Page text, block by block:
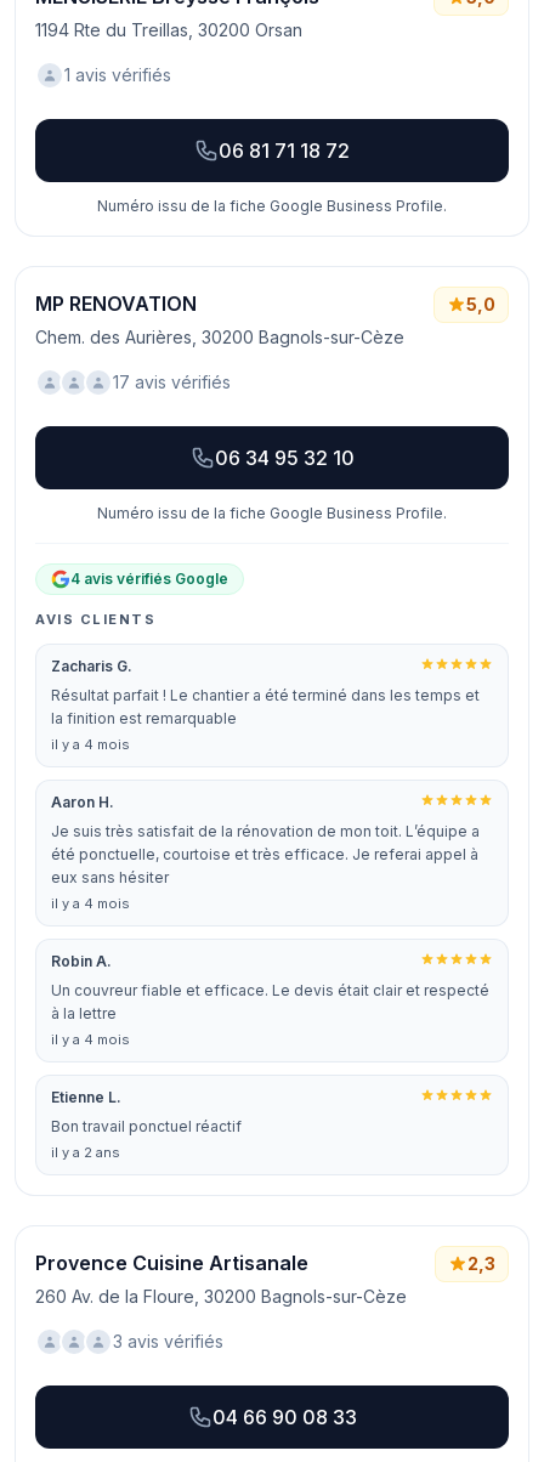
1194 Rte du Treillas, 30200 Orsan
1 avis vérifiés
06 81 71 18 72
Numéro issu de la fiche Google Business Profile.
MP RENOVATION
Chem. des Aurières, 30200 Bagnols-sur-Cèze
5,0
17 avis vérifiés
06 34 95 32 10
Numéro issu de la fiche Google Business Profile.
4 avis vérifiés Google
AVIS CLIENTS
Zacharis G.
Résultat parfait ! Le chantier a été terminé dans les temps et
la finition est remarquable
il y a 4 mois
Aaron H.
Je suis très satisfait de la rénovation de mon toit. L’équipe a
été ponctuelle, courtoise et très efficace. Je referai appel à
eux sans hésiter
il y a 4 mois
Robin A.
Un couvreur fiable et efficace. Le devis était clair et respecté
à la lettre
il y a 4 mois
Etienne L.
Bon travail ponctuel réactif
il y a 2 ans
Provence Cuisine Artisanale
260 Av. de la Floure, 30200 Bagnols-sur-Cèze
2,3
3 avis vérifiés
04 66 90 08 33